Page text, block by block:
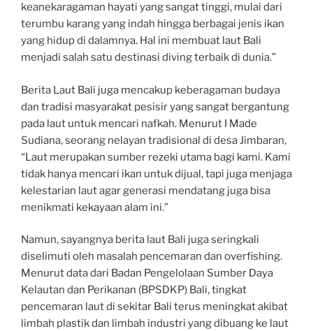
keanekaragaman hayati yang sangat tinggi, mulai dari
terumbu karang yang indah hingga berbagai jenis ikan
yang hidup di dalamnya. Hal ini membuat laut Bali
menjadi salah satu destinasi diving terbaik di dunia.”
Berita Laut Bali juga mencakup keberagaman budaya
dan tradisi masyarakat pesisir yang sangat bergantung
pada laut untuk mencari nafkah. Menurut I Made
Sudiana, seorang nelayan tradisional di desa Jimbaran,
“Laut merupakan sumber rezeki utama bagi kami. Kami
tidak hanya mencari ikan untuk dijual, tapi juga menjaga
kelestarian laut agar generasi mendatang juga bisa
menikmati kekayaan alam ini.”
Namun, sayangnya berita laut Bali juga seringkali
diselimuti oleh masalah pencemaran dan overfishing.
Menurut data dari Badan Pengelolaan Sumber Daya
Kelautan dan Perikanan (BPSDKP) Bali, tingkat
pencemaran laut di sekitar Bali terus meningkat akibat
limbah plastik dan limbah industri yang dibuang ke laut